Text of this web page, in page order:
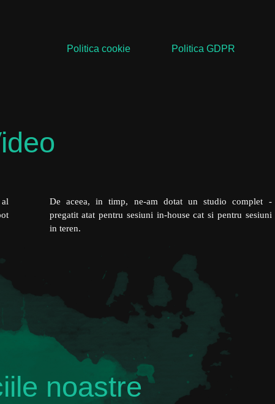
Politica GDPR
Politica cookie
De aceea, in timp, ne-am dotat un studio complet -
pregatit atat pentru sesiuni in-house cat si pentru sesiuni
in teren.
noastre